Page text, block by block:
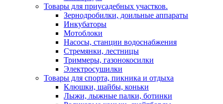
Товары для приусадебных участков.
Зернодробилки, доильные аппараты
Инкубаторы
Мотоблоки
Насосы, станции водоснабжения
Стремянки, лестницы
Триммеры, газонокосилки
Электросушилки
Товары для спорта, пикника и отдыха
Клюшки, шайбы, коньки
Лыжи, лыжные палки, ботинки